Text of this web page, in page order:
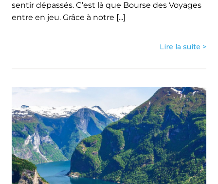
sentir dépassés. C’est là que Bourse des Voyages
entre en jeu. Grâce à notre [...]
Lire la suite >